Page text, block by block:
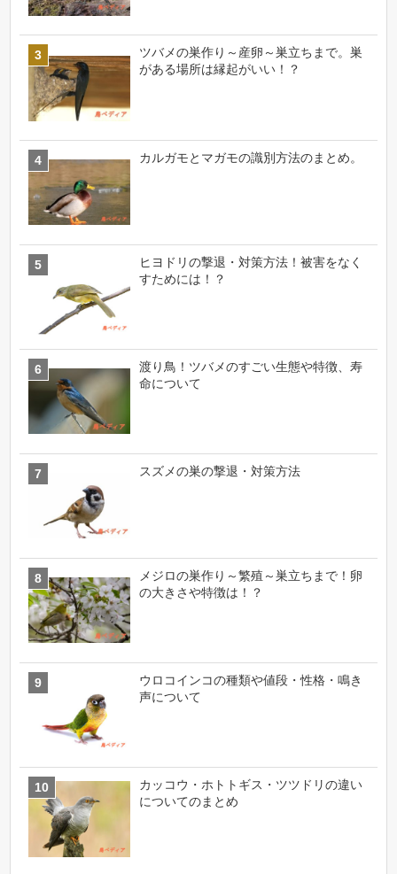
ツバメの巣作り～産卵～巣立ちまで。巣
がある場所は縁起がいい！？
カルガモとマガモの識別方法のまとめ。
ヒヨドリの撃退・対策方法！被害をなく
すためには！？
渡り鳥！ツバメのすごい生態や特徴、寿
命について
スズメの巣の撃退・対策方法
メジロの巣作り～繁殖～巣立ちまで！卵
の大きさや特徴は！？
ウロコインコの種類や値段・性格・鳴き
声について
カッコウ・ホトトギス・ツツドリの違い
についてのまとめ